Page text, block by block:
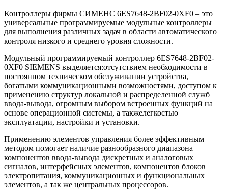
Контроллеры фирмы СИМЕНС 6ES7648-2BF02-0XF0 – это
универсальные программируемые модульные контроллеры
для выполнения различных задач в области автоматического
контроля низкого и среднего уровня сложности.
Модульный программируемый контроллер 6ES7648-2BF02-
0XF0 SIEMENS выделяется:отсутствием необходимости в
постоянном техническом обслуживании устройства,
богатыми коммуникационными возможностями, доступом к
применению структур локальной и распределенной служб
ввода-вывода, огромным выбором встроенных функций на
основе операционной системы, а такжелегкостью
эксплуатации, настройки и установки.
Применению элементов управления более эффективным
методом помогает наличие разнообразного диапазона
компонентов ввода-вывода дискретных и аналоговых
сигналов, интерфейсных элементов, компонентов блоков
электропитания, коммуникационных и функциональных
элементов, а так же центральных процессоров.